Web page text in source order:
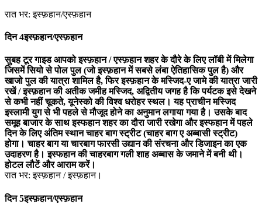
रात भर: इस्फ़हान/एस्फ़हान
दिन 4इस्फ़हान/एस्फ़हान
सुबह टूर गाइड आपको इस्फ़हान / एस्फ़हान शहर के दौरे के लिए लॉबी में मिलेगा
जिसमें सियो से पोल पुल (जो इस्फ़हान में सबसे लंबा ऐतिहासिक पुल है) और
खाजो पुल की यात्रा शामिल है, फिर इस्फ़हान के मस्जिद-ए जामे की यात्रा जारी
रखें / इस्फ़हान की अतीक जमीह मस्जिद, अद्वितीय जगह है कि पर्यटक इसे देखने
से कभी नहीं चूकते, यूनेस्को की विश्व धरोहर स्थल। यह प्राचीन मस्जिद
इस्लामी युग से भी पहले से मौजूद होने का अनुमान लगाया गया है। उसके बाद
समूह बाजार के साथ इस्फहान शहर का दौरा जारी रखेगा और इस्फहान में पहले
दिन के लिए अंतिम स्थान चाहर बाग स्ट्रीट (चाहर बाग ए अब्बासी स्ट्रीट)
होगा। चाहर बाग या चारबाग फारसी उद्यान की संरचना और डिजाइन का एक
उदाहरण है। इस्फहान की चाहरबाग गली शाह अब्बास के जमाने में बनी थी।
होटल लौटें और आराम करें।
रात भर: इस्फ़हान / इस्फ़हान।
दिन 5इस्फ़हान/एस्फ़हान